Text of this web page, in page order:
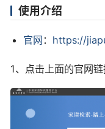
使用介绍
官网 ： https://
1、点击上面的官网链